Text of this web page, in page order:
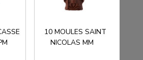
10 MOULES SAINT
NICOLAS MM
BONBONNIERE COEUR
€